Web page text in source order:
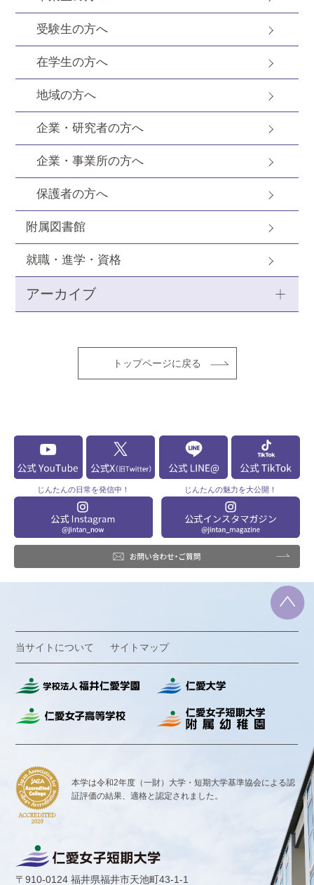
受験生の方へ
在学生の方へ
地域の方へ
企業・研究者の方へ
企業・事業所の方へ
保護者の方へ
附属図書館
就職・進学・資格
アーカイブ
トップページに戻る
じんたんの日常を発信中！ じんたんの魅力を大公開！
当サイトについて サイトマップ
本学は令和2年度（一財）大学・短期大学基準協会による認
証評価の結果、適格と認定されました。
〒910-0124 福井県福井市天池町43-1-1